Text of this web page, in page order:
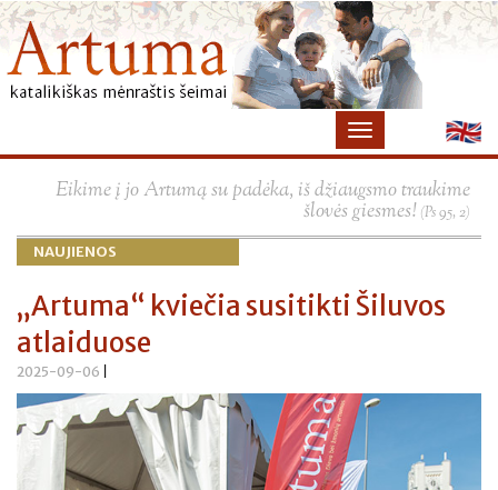
Eikime į jo Artumą su padėka, iš džiaugsmo traukime
šlovės giesmes! (Ps 95, 2)
NAUJIENOS
„Artuma“ kviečia susitikti Šiluvos
atlaiduose
2025-09-06
×